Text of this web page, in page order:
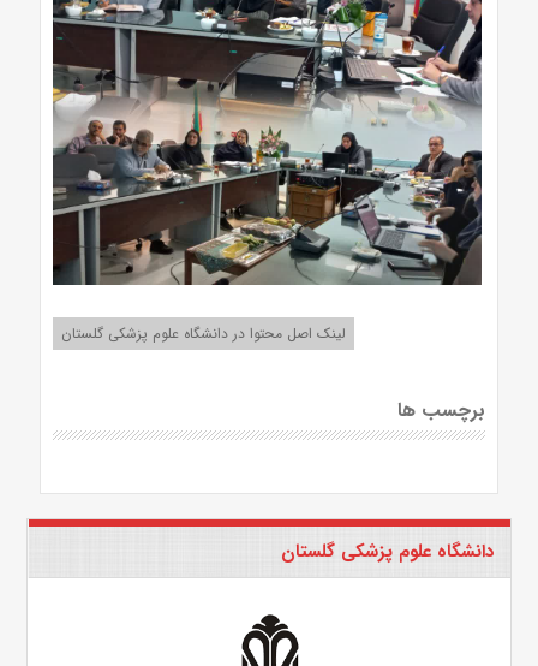
لینک اصل محتوا در دانشگاه علوم پزشکی گلستان
برچسب ها
دانشگاه علوم پزشکی گلستان